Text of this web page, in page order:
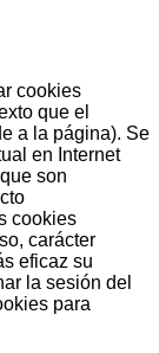
cookies
que el
a la página). Se
en Internet
son
cookies
carácter
eficaz su
la sesión del
para